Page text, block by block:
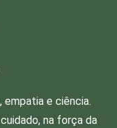
empatia e ciência.
na força da